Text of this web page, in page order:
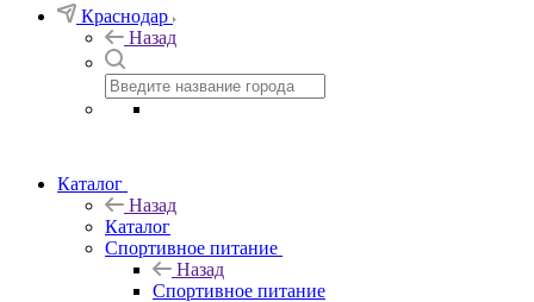
Краснодар
Назад
Каталог
Назад
Каталог
Спортивное питание
Назад
Спортивное питание